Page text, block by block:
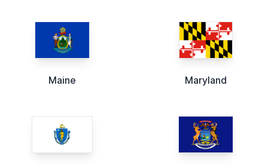
Maine Maryland